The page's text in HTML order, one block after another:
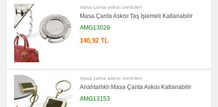
masa çanta askısı üreticileri
Masa Çanta Askısı Taş İşlemeli Katlanabilir
AMG13029
140,92 TL
masa çanta askısı üreticileri
Anahtarlıklı Masa Çanta Askısı Katlanabilir
AMG13153
Makyaj
Aynası
&
Manikür
Seti
promosyon
Şerit
Metre
&
promosyon
Çakı
&
El
Feneri